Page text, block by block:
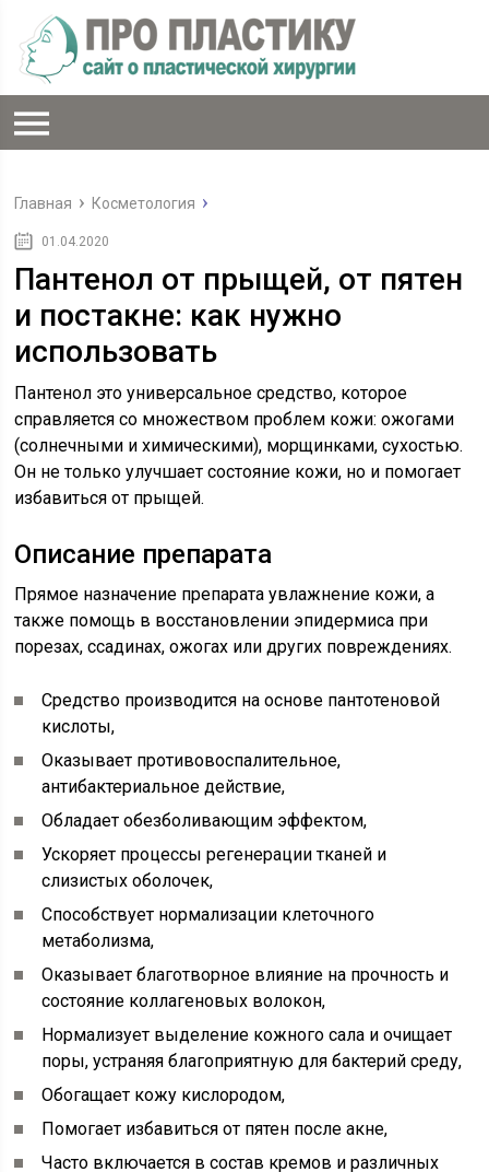
Главная Косметология
01.04.2020
Пантенол от прыщей, от пятен
и постакне: как нужно
использовать
Пантенол это универсальное средство, которое
справляется со множеством проблем кожи: ожогами
(солнечными и химическими), морщинками, сухостью.
Он не только улучшает состояние кожи, но и помогает
избавиться от прыщей.
Описание препарата
Прямое назначение препарата увлажнение кожи, а
также помощь в восстановлении эпидермиса при
порезах, ссадинах, ожогах или других повреждениях.
Средство производится на основе пантотеновой
кислоты,
Оказывает противовоспалительное,
антибактериальное действие,
Обладает обезболивающим эффектом,
Ускоряет процессы регенерации тканей и
слизистых оболочек,
Способствует нормализации клеточного
метаболизма,
Оказывает благотворное влияние на прочность и
состояние коллагеновых волокон,
Нормализует выделение кожного сала и очищает
поры, устраняя благоприятную для бактерий среду,
Обогащает кожу кислородом,
Помогает избавиться от пятен после акне,
Часто включается в состав кремов и различных